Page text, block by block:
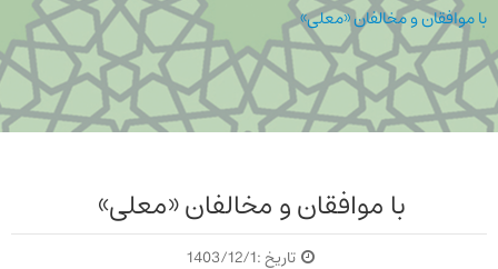
با موافقان و مخالفان «معلی»
با موافقان و مخالفان «معلی»
تاریخ :1403/12/1